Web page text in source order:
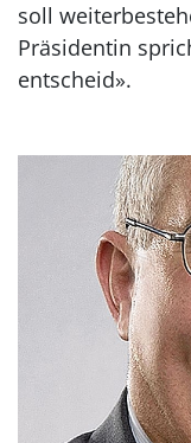
soll
Präsidentin
entscheid».